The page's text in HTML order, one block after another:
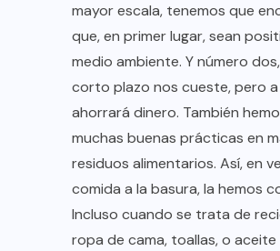
mayor escala, tenemos que
que, en primer lugar, sean
medio ambiente. Y número
corto plazo nos cueste, pero
ahorrará dinero. También
muchas buenas prácticas en
residuos alimentarios. Así, en
comida a la basura, la hemos
Incluso cuando se trata de
ropa de cama, toallas, o